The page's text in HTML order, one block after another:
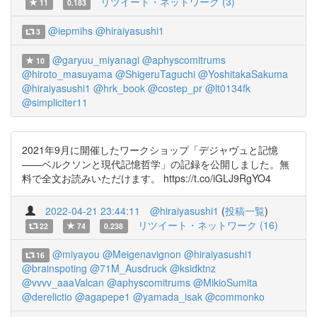
11
0.183
3 @iepmihs @hiraiyasushi1
10 @garyuu_miyanagi @aphyscomitrums
@hiroto_masuyama @ShigeruTaguchi @YoshitakaSakuma
@hiraiyasushi1 @hrk_book @costep_pr @lt0134fk
@simpliciter11
2021年9月に開催したワークショップ「デジャヴュと記憶
——ベルクソンと現代記憶哲学」の記録を公開しました。無
料で全文お読みいただけます。 https://t.co/iGLJ9RgYO4
2022-04-21 23:44:11 @hiraiyasushi1 (投稿一覧)
22 74 0.238 リツイート・ネットワーク (16)
16 @miyayou @Meigenavignon @hiraiyasushi1
@brainspoting @71M_Ausdruck @ksidktnz
@vvvv_aaaValcan @aphyscomitrums @MikioSumita
@derelictio @agapepe1 @yamada_isak @commonko